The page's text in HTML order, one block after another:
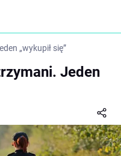
„wykupił się”
Jeden